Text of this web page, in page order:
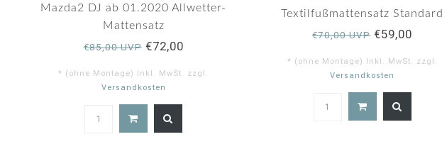
rating
Mazda2 DJ ab 01.2020 Allwetter-
Mattensatz
€85,00 UVP€72,00
* (ohne Montage) Inkl. MwSt. zzgl.
Versandkosten
Textilfußmattensatz Standard
€70,00 UVP€59,00
* (ohne Montage) Inkl. MwSt. zzgl.
Versandkosten